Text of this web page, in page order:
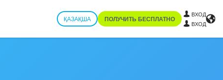
ҚАЗАҚША ПОЛУЧИТЬ БЕСПЛАТНО
ВХОД
ВХОД